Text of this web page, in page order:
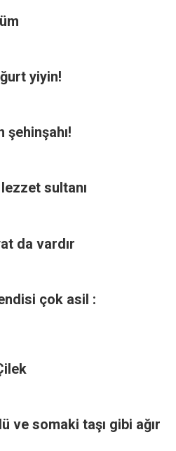
yiyin!
şehinşahı!
sultanı
da vardır
çok asil :
ve somaki taşı gibi ağır